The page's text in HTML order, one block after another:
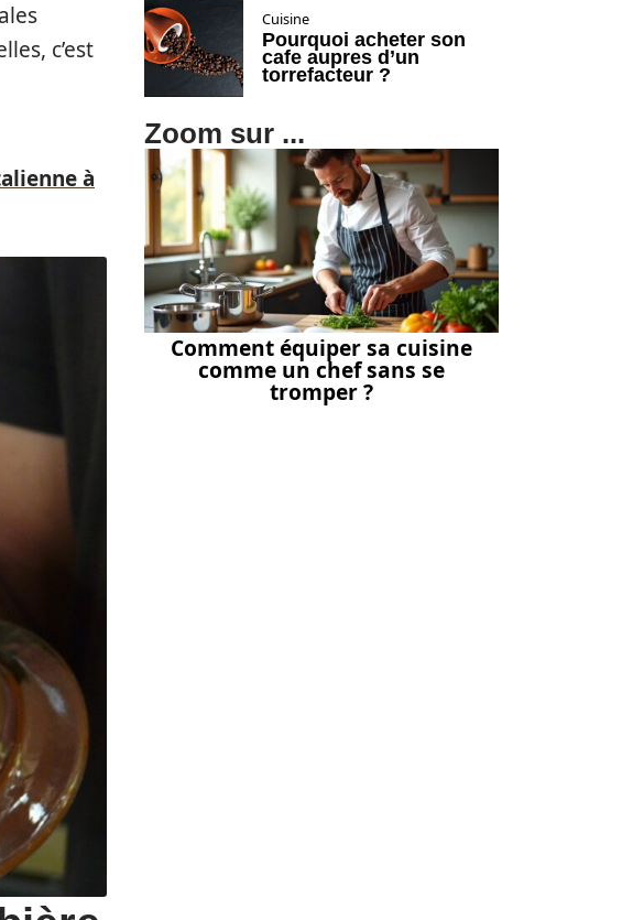
c’est
à
Cuisine
Pourquoi acheter son
cafe aupres d’un
torrefacteur ?
Zoom sur ...
Comment équiper sa cuisine
comme un chef sans se
tromper ?